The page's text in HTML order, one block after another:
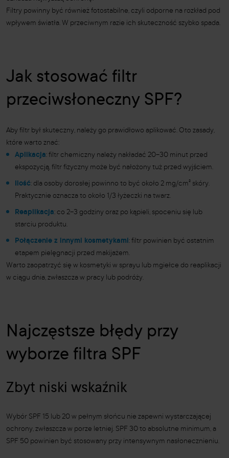
Filtry powinny być również fotostabilne, czyli odporne na rozkład pod
wpływem światła. W przeciwnym razie ich skuteczność szybko spada.
Jak stosować filtr
przeciwsłoneczny SPF?
Aby filtr był skuteczny, należy go prawidłowo aplikować. Oto zasady,
które warto znać:
Aplikacja: filtr chemiczny należy nakładać 20–30 minut przed
ekspozycją, filtr fizyczny może być nałożony tuż przed wyjściem.
Ilość: dla osoby dorosłej powinno to być około 2 mg/cm² skóry.
Praktycznie oznacza to około 1/3 łyżeczki na twarz.
Reaplikacja: co 2–3 godziny oraz po kąpieli, spoceniu się lub
starciu produktu.
Połączenie z innymi kosmetykami: filtr powinien być ostatnim
etapem pielęgnacji przed makijażem.
Warto zaopatrzyć się w kosmetyki w sprayu lub mgiełce do reaplikacji
w ciągu dnia, zwłaszcza w pracy lub podróży.
Najczęstsze błędy przy
wyborze filtra SPF
Zbyt niski wskaźnik
Wybór SPF 15 lub 20 w pełnym słońcu nie zapewni wystarczającej
ochrony, zwłaszcza w porze letniej. SPF 30 to absolutne minimum, a
SPF 50 powinien być stosowany przy intensywnym nasłonecznieniu.